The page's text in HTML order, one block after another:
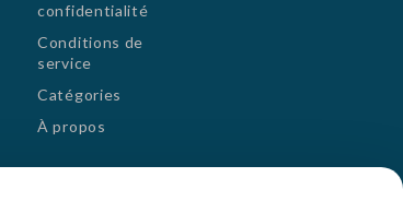
confidentialité
Conditions de
service
Catégories
À propos